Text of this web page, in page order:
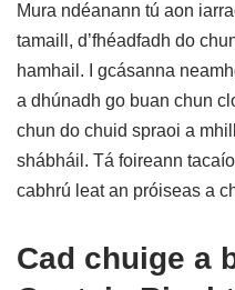
Mura ndéanann tú aon
tamaill, d’fhéadfadh do
hamhail. I gcásanna
a dhúnadh go buan chun
chun do chuid spraoi a
shábháil. Tá foireann
cabhrú leat an próiseas a
Cad chuige a